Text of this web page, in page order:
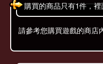
購買的商品只有1件，
請參考您購買遊戲的商店